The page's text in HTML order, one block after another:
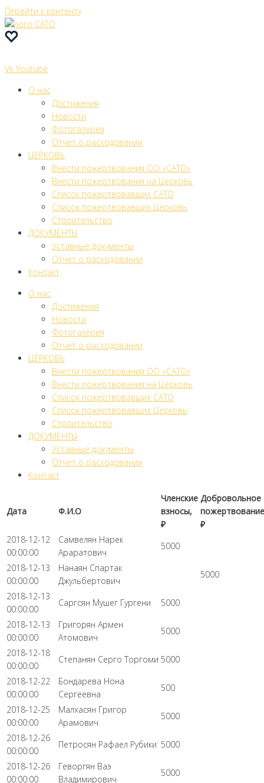
Перейти к контенту
Vk Youtube
О нас
Достижения
Новости
Фотогалерея
Отчет о расходовании
ЦЕРКОВЬ
Внести пожертвования ОО «САТО»
Внести пожертвования на Церковь
Список пожертвовавших САТО
Список пожертвовавших Церковь
Строительство
ДОКУМЕНТЫ
Уставные документы
Отчет о расходовании
Контакт
О нас
Достижения
Новости
Фотогалерея
Отчет о расходовании
ЦЕРКОВЬ
Внести пожертвования ОО «САТО»
Внести пожертвования на Церковь
Список пожертвовавших САТО
Список пожертвовавших Церковь
Строительство
ДОКУМЕНТЫ
Уставные документы
Отчет о расходовании
Контакт
Дата Ф.И.О
Членские
взносы,
₽
Добровольное
₽
2018-12-12
00:00:00
Самвелян Нарек
Араратович
5000
2018-12-13
00:00:00
Нанаян Спартак
Джульбертович
5000
2018-12-13
00:00:00
Саргсян Мушег Гургени
5000
2018-12-13
00:00:00
Григорян Армен
Атомович
5000
2018-12-18
00:00:00
Степанян Серго Торгоми 5000
2018-12-22
00:00:00
Бондарева Нона
Сергеевна
500
2018-12-25
00:00:00
Малхасян Григор
Арамович
5000
2018-12-26
00:00:00
Петросян Рафаел Рубики 5000
2018-12-26
00:00:00
Геворгян Ваэ
Владимирович
5000